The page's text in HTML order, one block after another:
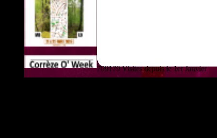
799179 Visites depuis le 1er Janvier